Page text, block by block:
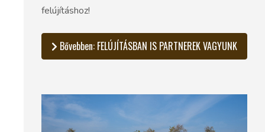
felújításhoz!
Bővebben: FELÚJÍTÁSBAN IS PARTNEREK VAGYUNK